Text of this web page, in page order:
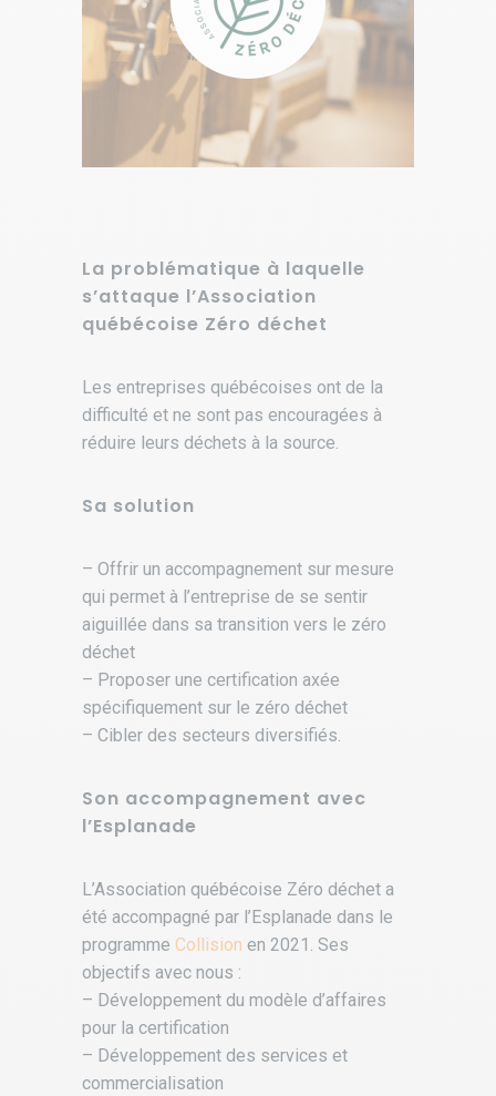
La problématique à laquelle
s’attaque l’Association
québécoise Zéro déchet
Les entreprises québécoises ont de la
difficulté et ne sont pas encouragées à
réduire leurs déchets à la source.
Sa solution
– Offrir un accompagnement sur mesure
qui permet à l’entreprise de se sentir
aiguillée dans sa transition vers le zéro
déchet
– Proposer une certification axée
spécifiquement sur le zéro déchet
– Cibler des secteurs diversifiés.
Son accompagnement avec
l’Esplanade
L’Association québécoise Zéro déchet a
été accompagné par l’Esplanade dans le
programme Collision en 2021. Ses
objectifs avec nous :
– Développement du modèle d’affaires
pour la certification
– Développement des services et
commercialisation